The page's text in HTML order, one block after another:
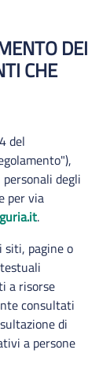
DEI
CHE
del
degli
per via
.
pagine o
a risorse
consultati
di
a persone